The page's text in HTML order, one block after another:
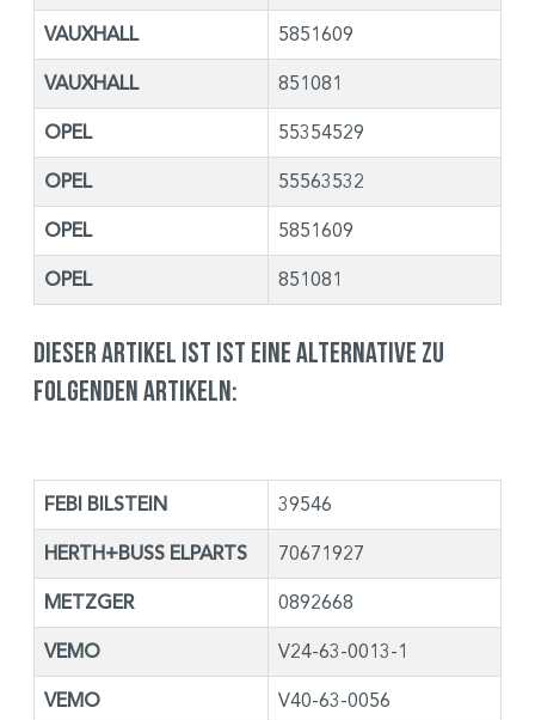
VAUXHALL 5851609
VAUXHALL 851081
OPEL 55354529
OPEL 55563532
OPEL 5851609
OPEL 851081
Dieser Artikel ist ist eine Alternative zu
folgenden Artikeln:
FEBI BILSTEIN 39546
HERTH+BUSS ELPARTS 70671927
METZGER 0892668
VEMO V24-63-0013-1
VEMO V40-63-0056